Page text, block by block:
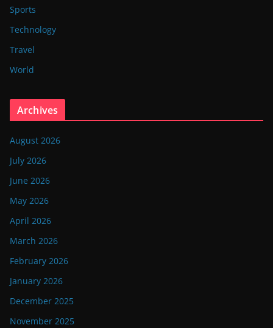
Sports
Technology
Travel
World
Archives
August 2026
July 2026
June 2026
May 2026
April 2026
March 2026
February 2026
January 2026
December 2025
November 2025